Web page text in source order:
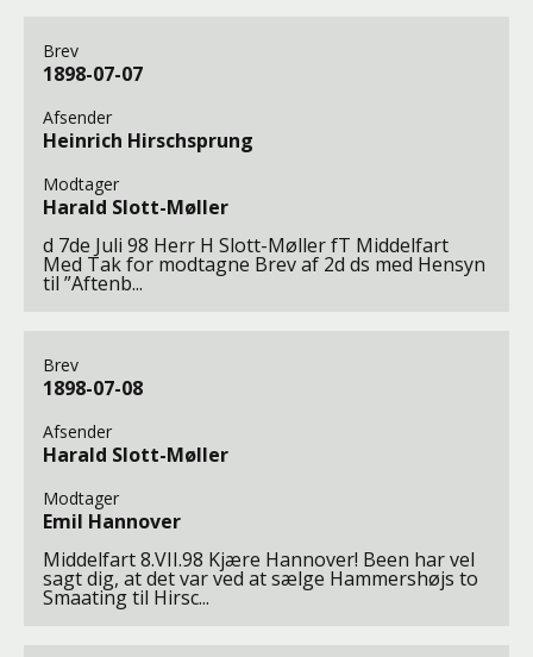
Brev
1898-07-07
Afsender
Heinrich Hirschsprung
Modtager
Harald Slott-Møller
d 7de Juli 98 Herr H Slott-Møller fT Middelfart
Med Tak for modtagne Brev af 2d ds med Hensyn
til ”Aftenb...
Brev
1898-07-08
Afsender
Harald Slott-Møller
Modtager
Emil Hannover
Middelfart 8.VII.98 Kjære Hannover! Been har vel
sagt dig, at det var ved at sælge Hammershøjs to
Smaating til Hirsc...